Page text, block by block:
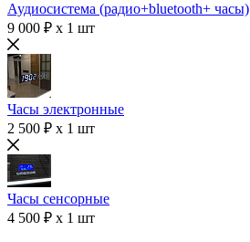
Аудиосистема (радио+bluetooth+ часы)
9 000 ₽ x 1 шт
Часы электронные
2 500 ₽ x 1 шт
Часы сенсорные
4 500 ₽ x 1 шт